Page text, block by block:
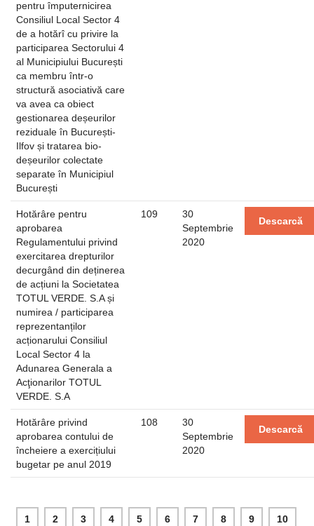
pentru împuternicirea
Consiliul Local Sector 4
de a hotărî cu privire la
participarea Sectorului 4
al Municipiului București
ca membru într-o
structură asociativă care
va avea ca obiect
gestionarea deșeurilor
reziduale în București-
Ilfov și tratarea bio-
deșeurilor colectate
separate în Municipiul
București
Hotărâre pentru
aprobarea
Regulamentului privind
exercitarea drepturilor
decurgând din deținerea
de acțiuni la Societatea
TOTUL VERDE. S.A și
numirea / participarea
reprezentanților
acționarului Consiliul
Local Sector 4 la
Adunarea Generala a
Acţionarilor TOTUL
VERDE. S.A
109
30
Septembrie
2020
Descarcă
Hotărâre privind
aprobarea contului de
încheiere a exercițiului
bugetar pe anul 2019
108
30
Septembrie
2020
Descarcă
1 2 3 4 5 6 7 8 9 10